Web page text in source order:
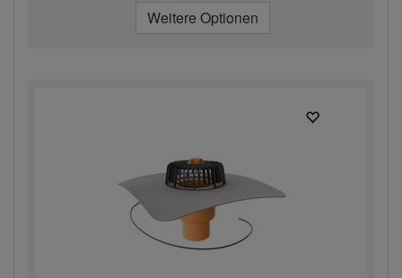
Weitere Optionen